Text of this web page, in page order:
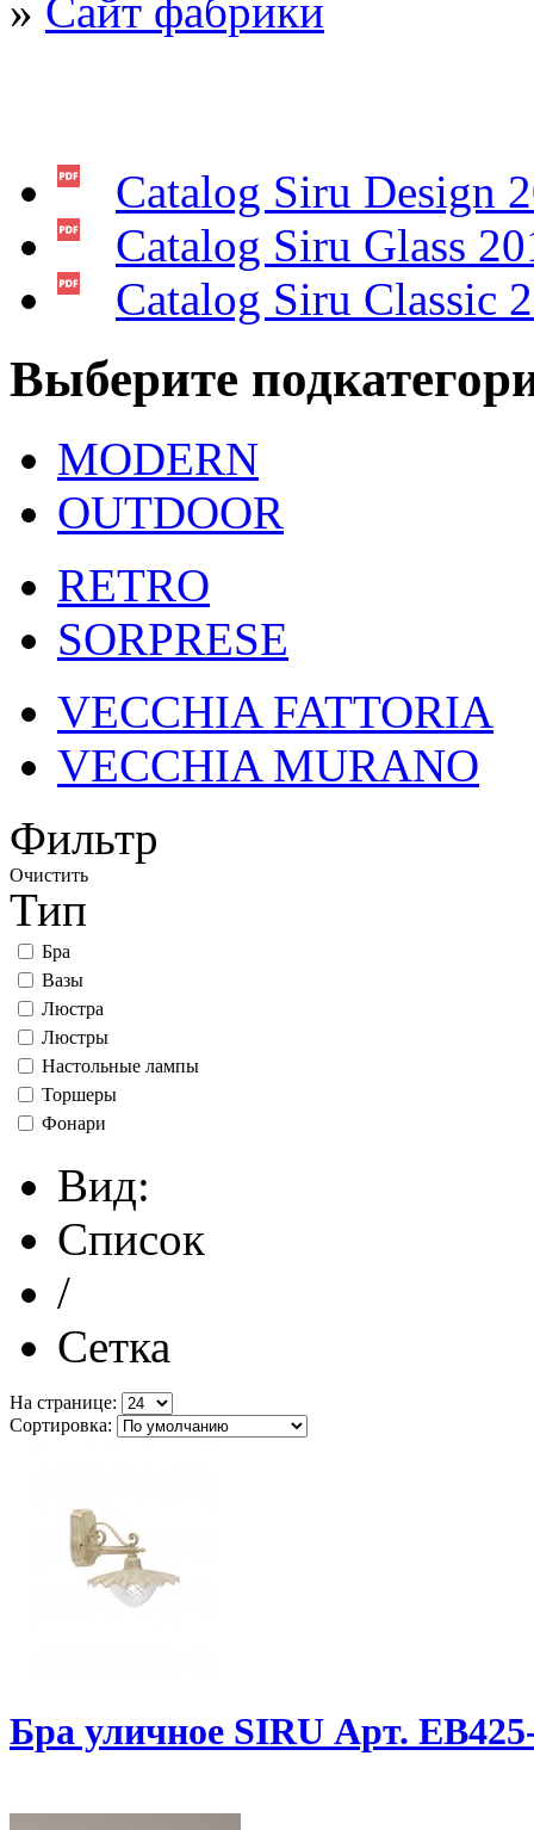
» Сайт фабрики
Catalog Siru Design
Catalog Siru Glass
Catalog Siru Classic
Выберите
MODERN
OUTDOOR
RETRO
SORPRESE
VECCHIA FATTORIA
VECCHIA MURANO
Фильтр
Очистить
Тип
Бра
Вазы
Люстра
Люстры
Настольные лампы
Торшеры
Фонари
Вид:
Список
/
Сетка
На странице:
Сортировка:
Бра уличное SIRU Арт.